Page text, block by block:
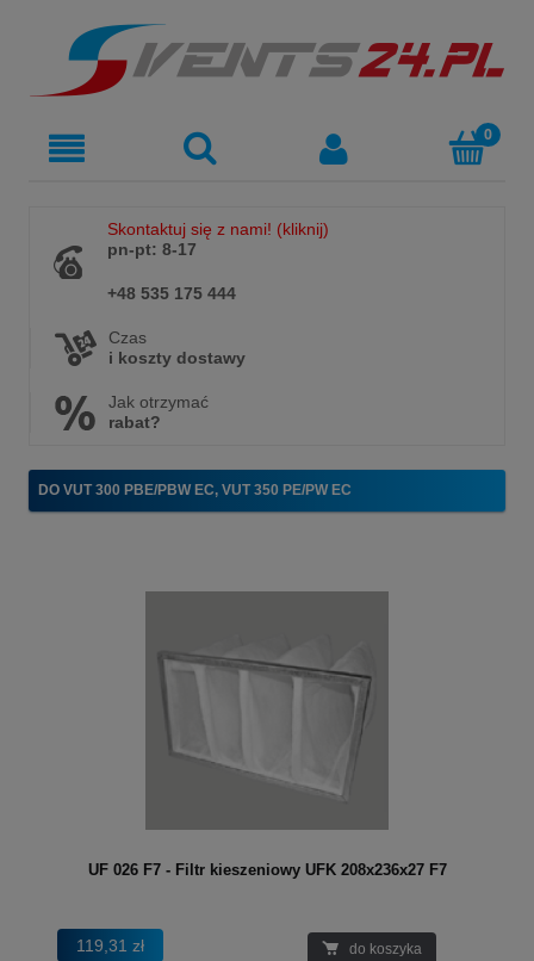
Skontaktuj się z nami! (kliknij)
pn-pt: 8-17
+48 535 175 444
Czas
i koszty dostawy
Jak otrzymać
rabat?
DO VUT 300 PBE/PBW EC, VUT 350 PE/PW EC
UF 026 F7 - Filtr kieszeniowy UFK 208x236x27 F7
119,31 zł do koszyka